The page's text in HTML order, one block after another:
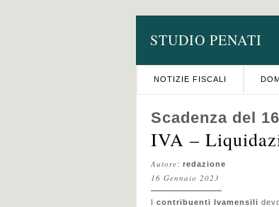
STUDIO PENATI
NOTIZIE FISCALI
Scadenza del
IVA –
Autore: redazione
16 Gennaio 2023
I contribuenti Ivamensili